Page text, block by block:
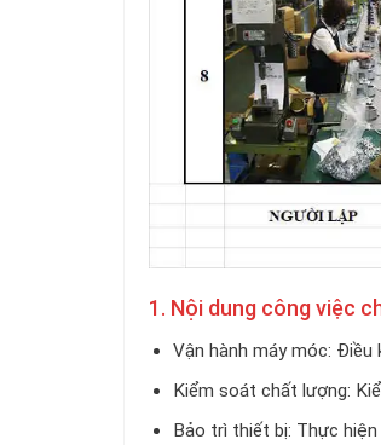
1. Nội dung công việc
Vận hành máy móc:
Kiểm soát chất lượng:
Bảo trì thiết bị: Thực